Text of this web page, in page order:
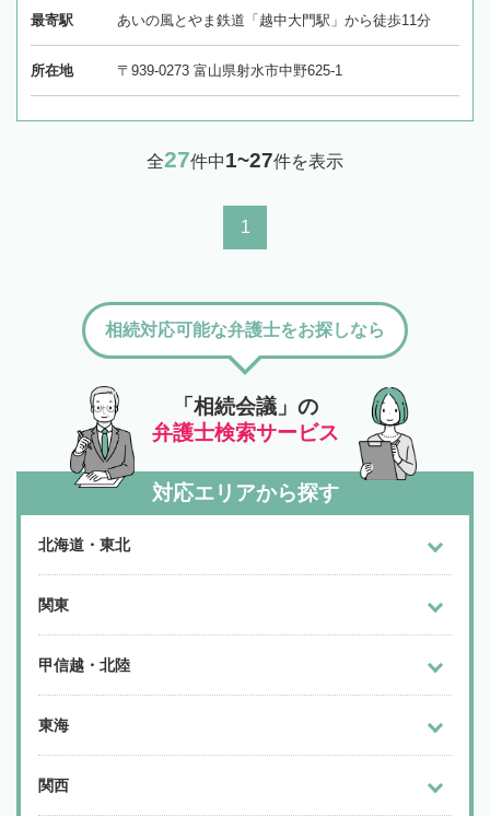
最寄駅 あいの風とやま鉄道「越中大門駅」から徒歩11分
所在地 〒939-0273 富山県射水市中野625-1
全27件中1~27件を表示
1
「相続会議」の
弁護士検索サービス
相続対応可能な弁護士をお探しなら
対応エリアから探す
北海道・東北
関東
甲信越・北陸
東海
関西